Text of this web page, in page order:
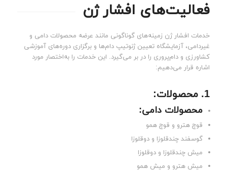
فعالیت‌های افشار ژن
خدمات افشار ژن زمینه‌های گوناگونی مانند عرضه محصولات دامی و
غیردامی، آزمایشگاه تعیین ژنوتیپ دام‌ها و برگزاری دوره‌های آموزشی
کشاورزی و دام‌پروری را در بر می‌گیرد. این خدمات را به‌اختصار مورد
اشاره قرار می‌دهیم:
1. محصولات :
محصولات دامی:
قوچ هترو و قوچ همو
گوسفند چندقلوزا و دوقلوزا
میش چندقلوزا و دوقلوزا
میش هترو و میش همو